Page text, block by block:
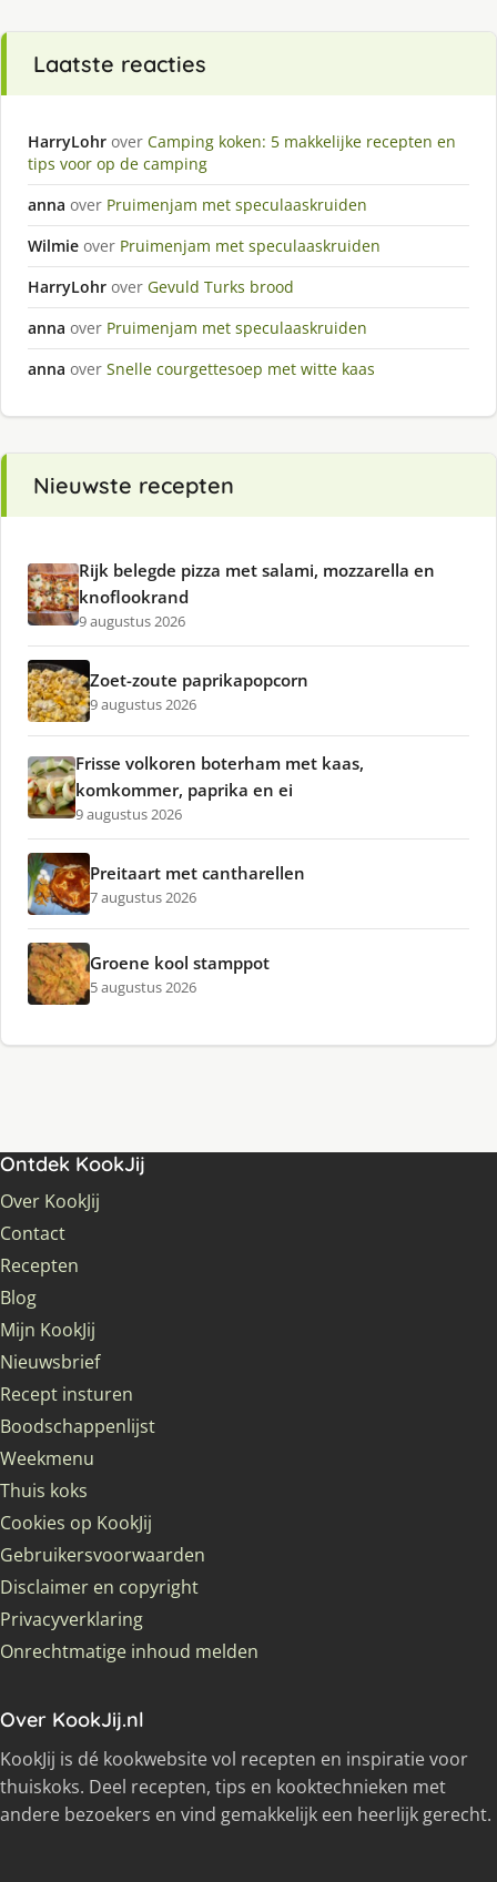
Laatste reacties
HarryLohr over Camping koken: 5 makkelijke recepten en
tips voor op de camping
anna over Pruimenjam met speculaaskruiden
Wilmie over Pruimenjam met speculaaskruiden
HarryLohr over Gevuld Turks brood
anna over Pruimenjam met speculaaskruiden
anna over Snelle courgettesoep met witte kaas
Nieuwste recepten
Rijk belegde pizza met salami, mozzarella en
knoflookrand
9 augustus 2026
Zoet-zoute paprikapopcorn
9 augustus 2026
Frisse volkoren boterham met kaas,
komkommer, paprika en ei
9 augustus 2026
Preitaart met cantharellen
7 augustus 2026
Groene kool stamppot
5 augustus 2026
Ontdek KookJij
Over KookJij
Contact
Recepten
Blog
Mijn KookJij
Nieuwsbrief
Recept insturen
Boodschappenlijst
Weekmenu
Thuis koks
Cookies op KookJij
Gebruikersvoorwaarden
Disclaimer en copyright
Privacyverklaring
Onrechtmatige inhoud melden
Over KookJij.nl
KookJij is dé kookwebsite vol recepten en inspiratie voor
thuiskoks. Deel recepten, tips en kooktechnieken met
andere bezoekers en vind gemakkelijk een heerlijk gerecht.